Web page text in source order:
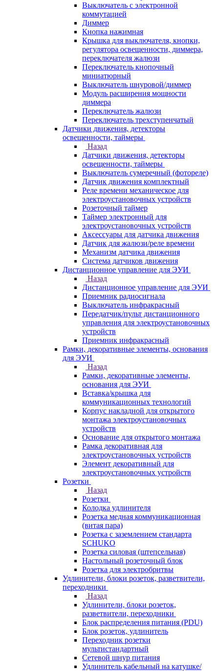
Выключатель с электронной
коммутацией
Диммер
Кнопка нажимная
Крышка для выключателя, кнопки,
регулятора освещенности, диммера,
переключателя жалюзи
Переключатель кнопочный
миниатюрный
Выключатель шнуровой/диммер
Модуль расширения мощности
диммера
Переключатель жалюзи
Переключатель трехступенчатый
Датчики движения, детекторы
освещенности, таймеры
Назад
Датчики движения, детекторы
освещенности, таймеры
Выключатель сумеречный (фотореле)
Датчик движения комплектный
Реле времени механическое для
электроустановочных устройств
Розеточный таймер
Таймер электронный для
электроустановочных устройств
Аксессуары для датчика движения
Датчик для жалюзи/реле времени
Механизм датчика движения
Система датчиков движения
Дистанционное управление для ЭУИ
Назад
Дистанционное управление для ЭУИ
Приемник радиосигнала
Выключатель инфракрасный
Передатчик/пульт дистанционного
управления для электроустановочных
устройств
Приемник инфракрасный
Рамки, декоративные элементы, основания
для ЭУИ
Назад
Рамки, декоративные элементы,
основания для ЭУИ
Вставка/крышка для
коммуникационных технологий
Корпус накладной для открытого
монтажа электроустановочных
устройств
Основание для открытого монтажа
Рамка декоративная для
электроустановочных устройств
Элемент декоративный для
электроустановочных устройств
Розетки
Назад
Розетки
Колодка удлинителя
Розетка медная коммуникационная
(витая пара)
Розетка с заземлением стандарта
SCHUKO
Розетка силовая (штепсельная)
Настольный розеточный блок
Розетка для электробритвы
Удлинители, блоки розеток, разветвители,
переходники
Назад
Удлинители, блоки розеток,
разветвители, переходники
Блок распределения питания (PDU)
Блок розеток, удлинитель
Переходник розетки
мультистандартный
Сетевой шнур питания
Удлинитель кабельный на катушке/